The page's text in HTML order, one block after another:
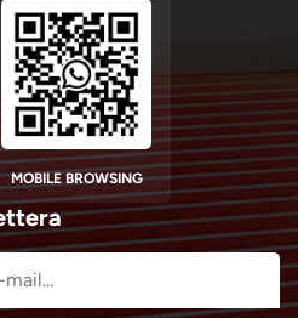
MOBILE BROWSING